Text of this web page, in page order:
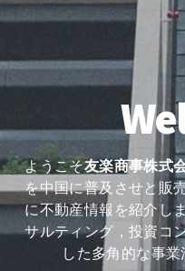
ようこそ友楽商事株式
を中国に普及させと販
に不動産情報を紹介し
サルティング，投資コ
した多角的な事業